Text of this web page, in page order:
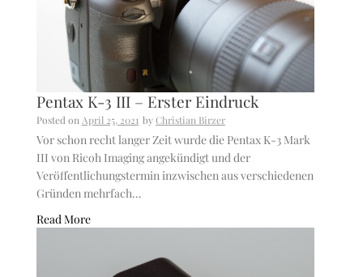
Pentax K-3 III – Erster Eindruck
Posted on April 25, 2021 byChristian Birzer
Vor schon recht langer Zeit wurde die Pentax K-3 Mark
III von Ricoh Imaging angekündigt und der
Veröffentlichungstermin inzwischen aus verschiedenen
Gründen mehrfach…
Read More